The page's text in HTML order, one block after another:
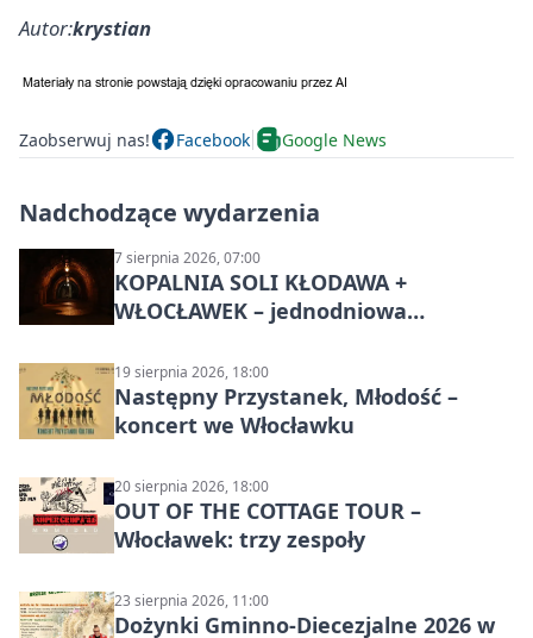
Autor:krystian
Zaobserwuj nas! Facebook Google News
Nadchodzące wydarzenia
7 sierpnia 2026, 07:00
KOPALNIA SOLI KŁODAWA +
WŁOCŁAWEK – jednodniowa
19 sierpnia 2026, 18:00
Następny Przystanek, Młodość –
koncert we Włocławku
20 sierpnia 2026, 18:00
OUT OF THE COTTAGE TOUR –
Włocławek: trzy zespoły
23 sierpnia 2026, 11:00
Dożynki Gminno-Diecezjalne 2026 w